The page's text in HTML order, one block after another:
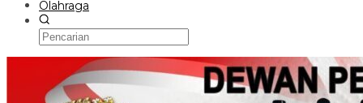
Olahraga